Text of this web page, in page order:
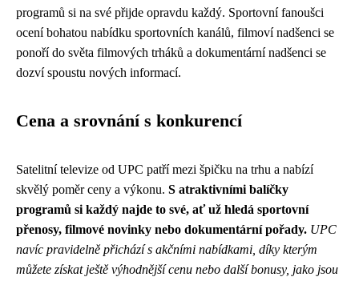
programů si na své přijde opravdu každý. Sportovní fanoušci
ocení bohatou nabídku sportovních kanálů, filmoví nadšenci se
ponoří do světa filmových trháků a dokumentární nadšenci se
dozví spoustu nových informací.
Cena a srovnání s konkurencí
Satelitní televize od UPC patří mezi špičku na trhu a nabízí
skvělý poměr ceny a výkonu. S atraktivními balíčky
programů si každý najde to své, ať už hledá sportovní
přenosy, filmové novinky nebo dokumentární pořady. UPC
navíc pravidelně přichází s akčními nabídkami, díky kterým
můžete získat ještě výhodnější cenu nebo další bonusy, jako jsou